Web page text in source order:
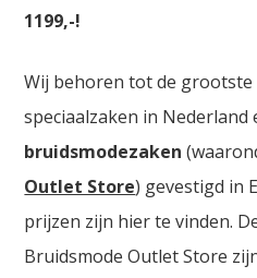
1199,-!
Wij behoren tot de grootste
speciaalzaken in
bruidsmodezaken
Outlet Store) gevestigd in
prijzen zijn hier te vinden.
Bruidsmode Outlet Store